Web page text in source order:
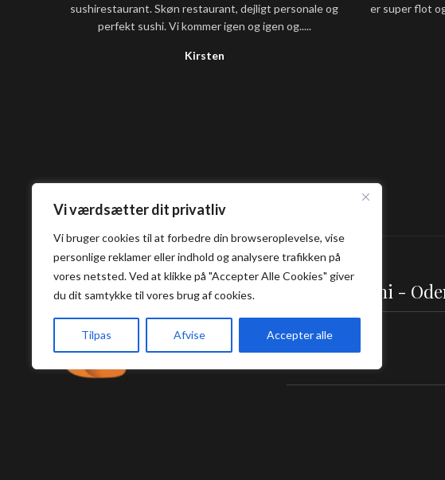
Vi værdsætter dit privatliv
Vi bruger cookies til at forbedre din browseroplevelse, vise
personlige reklamer eller indhold og analysere trafikken på
vores netsted. Ved at klikke på "Accepter Alle Cookies" giver
du dit samtykke til vores brug af cookies.
Tilpas Afvise Accepter alle
sushirestaurant. Skøn restaurant, dejligt personale og
perfekt sushi. Vi kommer igen og igen og.....
Kirsten
er super flot
Umashi Sushi -
Vestergade 92